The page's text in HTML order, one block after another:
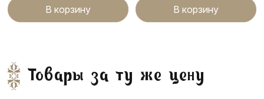
В корзину В корзину
Товары за ту же цену